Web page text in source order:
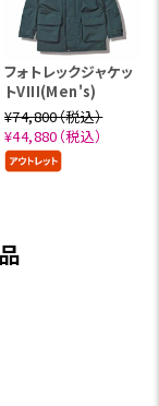
フォトレックジャケッ
トVIII(Men's)
¥74,800（税込）
¥44,880（税込）